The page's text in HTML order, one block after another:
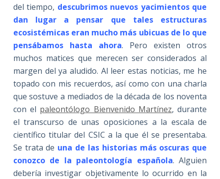
del tiempo, descubrimos nuevos yacimientos que
dan lugar a pensar que tales estructuras
ecosistémicas eran mucho más ubicuas de lo que
pensábamos hasta ahora. Pero existen otros
muchos matices que merecen ser considerados al
margen del ya aludido. Al leer estas noticias, me he
topado con mis recuerdos, así como con una charla
que sostuve a mediados de la década de los noventa
con el paleontólogo Bienvenido Martínez, durante
el transcurso de unas oposiciones a la escala de
científico titular del CSIC a la que él se presentaba.
Se trata de una de las historias más oscuras que
conozco de la paleontología española. Alguien
debería investigar objetivamente lo ocurrido en la